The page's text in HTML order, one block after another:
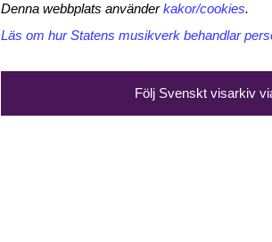
Denna webbplats använderkakor/cookies.
Läs om hur Statens musikverk behandlar
Följ Svenskt visarkiv